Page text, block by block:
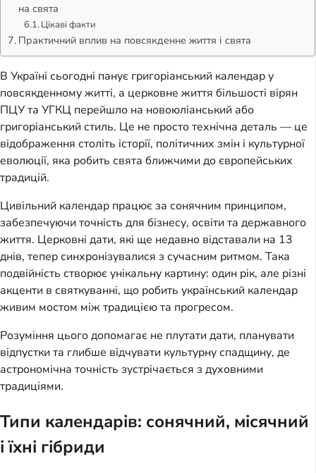
на свята
Цікаві факти
Практичний вплив на повсякденне життя і свята
В Україні сьогодні панує григоріанський календар у
повсякденному житті, а церковне життя більшості вірян
ПЦУ та УГКЦ перейшло на новоюліанський або
григоріанський стиль. Це не просто технічна деталь — це
відображення століть історії, політичних змін і культурної
еволюції, яка робить свята ближчими до європейських
традицій.
Цивільний календар працює за сонячним принципом,
забезпечуючи точність для бізнесу, освіти та державного
життя. Церковні дати, які ще недавно відставали на 13
днів, тепер синхронізувалися з сучасним ритмом. Така
подвійність створює унікальну картину: один рік, але різні
акценти в святкуванні, що робить український календар
живим мостом між традицією та прогресом.
Розуміння цього допомагає не плутати дати, планувати
відпустки та глибше відчувати культурну спадщину, де
астрономічна точність зустрічається з духовними
традиціями.
Типи календарів: сонячний, місячний
і їхні гібриди